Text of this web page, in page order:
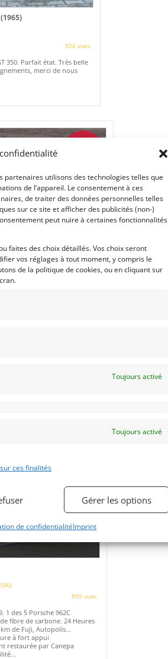
utilisons des technologies telles que
de l’appareil. Le consentement à ces
de traiter des données personnelles telles
sur ce site et afficher des publicités (non-)
peut nuire à certaines fonctionnalités
faites des choix détaillés. Vos choix seront
vos réglages à tout moment, y compris le
de la politique de cookies, ou en cliquant sur
Toujours activé
Toujours activé
ces finalités
Gérer les options
de confidentialitéImprint
926 vues
350. Parfait état. Très belle
merci de nous
899 vues
1 des 5 Porsche 962C
fibre de carbone. 24 Heures
de Fuji, Autopolis...
à fort appui
restaurée par Canepa